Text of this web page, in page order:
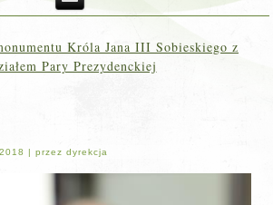
Króla Jana III Sobieskiego z
Pary Prezydenckiej
|przez dyrekcja